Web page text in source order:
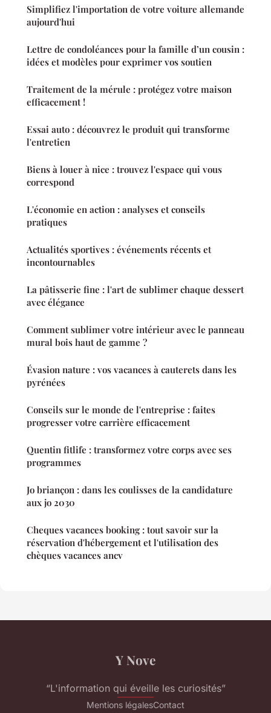
Simplifiez l'importation de votre voiture allemande
aujourd'hui
Lettre de condoléances pour la famille d’un cousin :
idées et modèles pour exprimer vos soutien
Traitement de la mérule : protégez votre maison
efficacement !
Essai auto : découvrez le produit qui transforme
l'entretien
Biens à louer à nice : trouvez l'espace qui vous
correspond
L'économie en action : analyses et conseils
pratiques
Actualités sportives : événements récents et
incontournables
La pâtisserie fine : l'art de sublimer chaque dessert
avec élégance
Comment sublimer votre intérieur avec le panneau
mural bois haut de gamme ?
Évasion nature : vos vacances à cauterets dans les
pyrénées
Conseils sur le monde de l'entreprise : faites
progresser votre carrière efficacement
Quentin fitlife : transformez votre corps avec ses
programmes
Jo briançon : dans les coulisses de la candidature
aux jo 2030
Cheques vacances booking : tout savoir sur la
réservation d'hébergement et l'utilisation des
chèques vacances ancv
Y Nove
“L'information qui éveille les curiosités”
Mentions légalesContact